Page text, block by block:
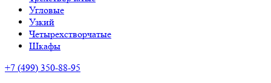
Угловые
Узкий
Четырехстворчатые
Шкафы
+7 (499) 350-88-95